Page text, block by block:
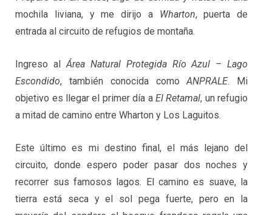
mochila liviana, y me dirijo a Wharton, puerta de
entrada al circuito de refugios de montaña.
Ingreso alÁrea Natural Protegida Río Azul – Lago
Escondido, también conocida comoANPRALE. Mi
objetivo es llegar el primer día aEl Retamal, un refugio
a mitad de camino entre Wharton y Los Laguitos.
Este último es mi destino final, el más lejano del
circuito, donde espero poder pasar dos noches y
recorrer sus famosos lagos. El camino es suave, la
tierra está seca y el sol pega fuerte, pero en la